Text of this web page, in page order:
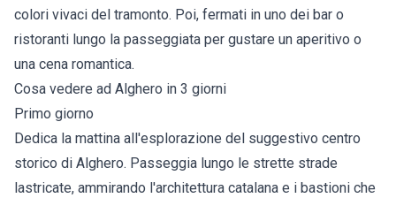
colori vivaci del tramonto. Poi, fermati in uno dei bar o
ristoranti lungo la passeggiata per gustare un aperitivo o
una cena romantica.
Cosa vedere ad Alghero in 3 giorni
Primo giorno
Dedica la mattina all'esplorazione del suggestivo centro
storico di Alghero. Passeggia lungo le strette strade
lastricate, ammirando l'architettura catalana e i bastioni che